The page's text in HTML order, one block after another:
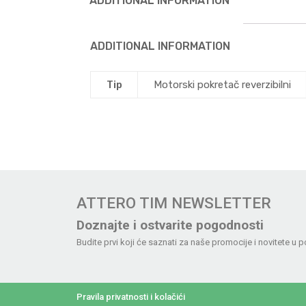
ADDITIONAL INFORMATION
Tip Motorski pokretač reverzibilni
ATTERO TIM NEWSLETTER
Doznajte i ostvarite pogodnosti
Budite prvi koji će saznati za naše promocije i novitete u
Pravila privatnosti i kolačići